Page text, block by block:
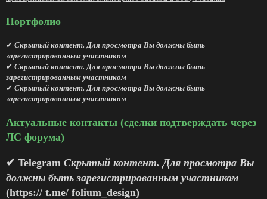
Портфолио
✔ Скрытый контент. Для просмотра Вы должны быть
зарегистрированным участником
✔ Скрытый контент. Для просмотра Вы должны быть
зарегистрированным участником
✔ Скрытый контент. Для просмотра Вы должны быть
зарегистрированным участником
Актуальные контакты (сделки подтверждать через
ЛС форума)
✔ Telegram Скрытый контент. Для просмотра Вы
должны быть зарегистрированным участником
(https:// t.me/ folium_design)